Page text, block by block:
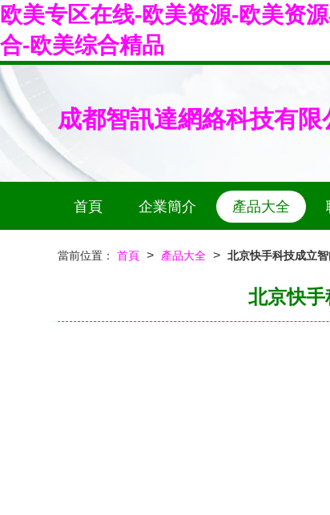
欧美专区在线-欧美资源-欧美资
合-欧美综合精品
成都智訊達網絡科技有限
首頁 企業簡介 產品大全
當前位置： 首頁 > 產品大全 > 北京快手科技成立
北京快